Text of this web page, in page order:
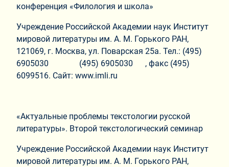
конференция «Филология и школа»
Учреждение Российской Академии наук Институт
мировой литературы им. А. М. Горького РАН,
121069, г. Москва, ул. Поварская 25а. Тел.: (495)
6905030 (495) 6905030 , факс (495)
6099516. Сайт: www.imli.ru
«Актуальные проблемы текстологии русской
литературы». Второй текстологи­ческий семинар
Учреждение Российской Академии наук Институт
мировой литературы им. А. М. Горького РАН,